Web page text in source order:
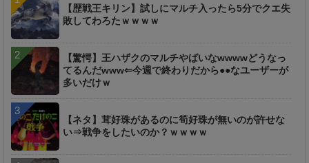
e
【歴戦王キリン】試しにマルチ入ったら5分でクエ失
敗してわろたｗｗｗｗ
【驚愕】王ハザクのマルチやばいなwwwwどうなっ
てるんだwww⇐今週で終わりだから●●なユーザーが
多いだけｗ
【ネタ】茸好珠があるのに筍好珠が無いのが許せな
い⇒戦争をしたいのか？ｗｗｗｗ